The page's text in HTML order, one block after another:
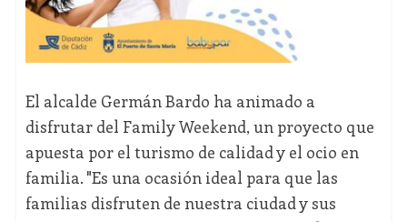
El alcalde Germán Bardo ha animado a
disfrutar del Family Weekend, un proyecto que
apuesta por el turismo de calidad y el ocio en
familia. "Es una ocasión ideal para que las
familias disfruten de nuestra ciudad y sus